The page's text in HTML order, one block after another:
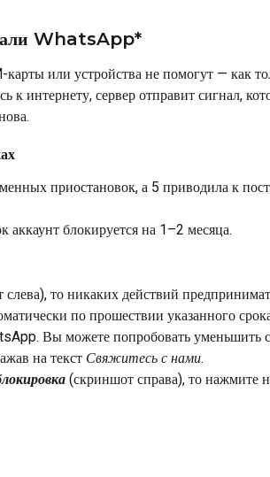
WhatsApp*
или устройства не помогут — как
к интернету, сервер отправит сигнал,
приостановок, а 5 приводила к
аккаунт блокируется на 1–2 месяца.
то никаких действий
по прошествии указанного
Вы можете попробовать уменьшить
на текст Свяжитесь с нами.
(скриншот справа), то нажмите